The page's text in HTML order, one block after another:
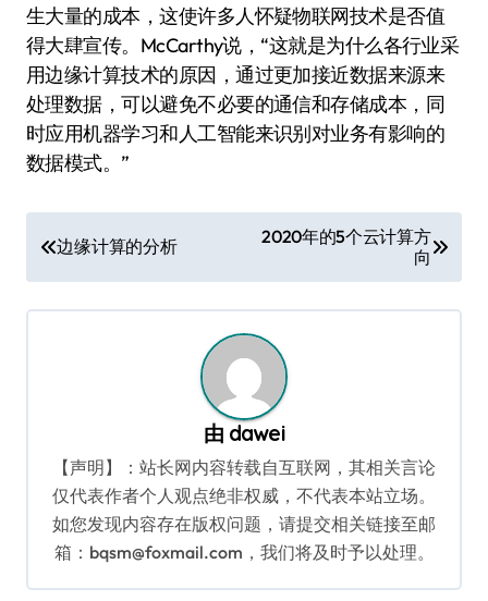
生大量的成本，这使许多人怀疑物联网技术是否值
得大肆宣传。McCarthy说，“这就是为什么各行业采
用边缘计算技术的原因，通过更加接近数据来源来
处理数据，可以避免不必要的通信和存储成本，同
时应用机器学习和人工智能来识别对业务有影响的
数据模式。”
章
导
边缘计算的分析
2020年的5个云计算方
向
由 dawei
【声明】：站长网内容转载自互联网，其相关言论
仅代表作者个人观点绝非权威，不代表本站立场。
如您发现内容存在版权问题，请提交相关链接至邮
箱：bqsm@foxmail.com，我们将及时予以处理。